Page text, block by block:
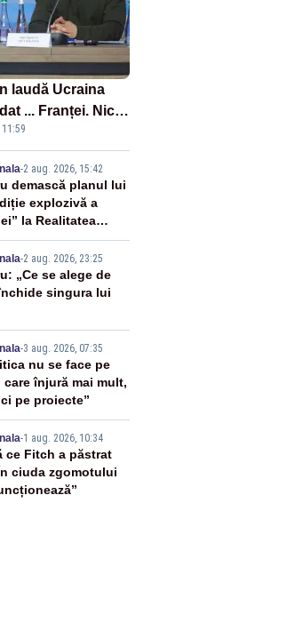
laudă Ucraina
... Franței. Nicio
energetic
-2 aug. 2026, 15:42
demască planul lui
explozivă a
la Realitatea
-2 aug. 2026, 23:25
„Ce se alege de
singura lui
-3 aug. 2026, 07:35
nu se face pe
care înjură mai mult,
pe proiecte”
-1 aug. 2026, 10:34
ce Fitch a păstrat
ciuda zgomotului